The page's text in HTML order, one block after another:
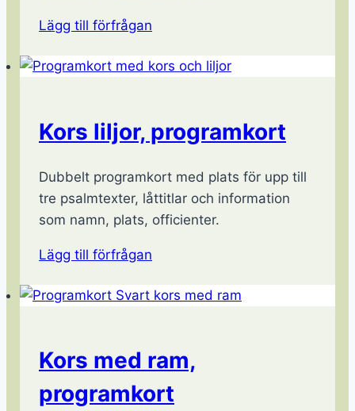
Lägg till förfrågan
Kors liljor, programkort
Dubbelt programkort med plats för upp till
tre psalmtexter, låttitlar och information
som namn, plats, officienter.
Lägg till förfrågan
Kors med ram,
programkort